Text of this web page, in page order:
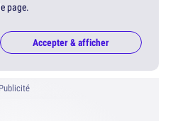
page.
Accepter & afficher
Publicité